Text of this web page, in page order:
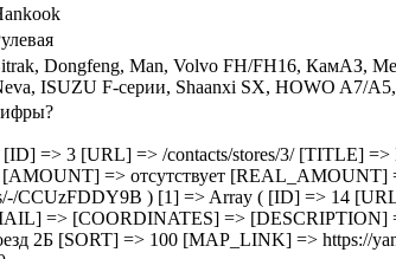
Dongfeng, Man, Volvo FH/FH16, КамАЗ,
ISUZU F-серии, Shaanxi SX, HOWO A7/
=> 3 [URL] => /contacts/stores/3/ [TITLE]
=> отсутствует [REAL_AMOUNT]
CCUzFDDY9B ) [1] => Array ( [ID] => 14
=> [COORDINATES] => [DESCRIPTION]
2Б [SORT] => 100 [MAP_LINK] => https://